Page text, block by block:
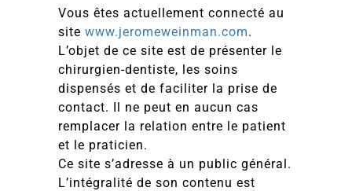
Vous êtes actuellement connecté au
site www.jeromeweinman.com.
L’objet de ce site est de présenter le
chirurgien-dentiste, les soins
dispensés et de faciliter la prise de
contact. Il ne peut en aucun cas
remplacer la relation entre le patient
et le praticien.
Ce site s’adresse à un public général.
L’intégralité de son contenu est